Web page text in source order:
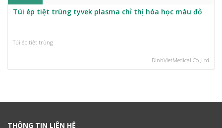
Túi ép tiệt trùng tyvek plasma chỉ thị hóa học màu đỏ
Túi ép tiệt trùng
DinhVietMedical Co.,Ltd
THÔNG TIN LIÊN HỆ